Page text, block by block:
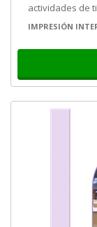
actividades de
IMPRESIÓN